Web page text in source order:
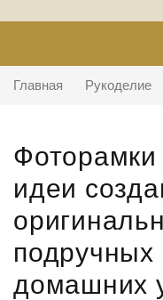
Главная Рукоделие
идеи
подручных
домашних